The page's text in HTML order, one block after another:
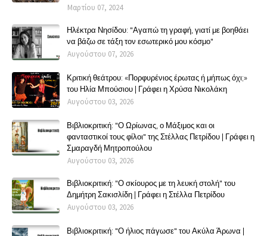
Μαρτίου 07, 2024
Ηλέκτρα Νησίδου: "Αγαπώ τη γραφή, γιατί με βοηθάει
να βάζω σε τάξη τον εσωτερικό μου κόσμο"
Αυγούστου 07, 2026
Κριτική θεάτρου: «Πορφυρένιος έρωτας ή μήπως όχι;»
του Ηλία Μπούσιου | Γράφει η Χρύσα Νικολάκη
Αυγούστου 03, 2026
Βιβλιοκριτική: "Ο Ωρίωνας, ο Μάξιμος και οι
φανταστικοί τους φίλοι" της Στέλλας Πετρίδου | Γράφει η
Σμαραγδή Μητροπούλου
Αυγούστου 03, 2026
Βιβλιοκριτική: "Ο σκίουρος με τη λευκή στολή" του
Δημήτρη Σακισλίδη | Γράφει η Στέλλα Πετρίδου
Αυγούστου 03, 2026
Βιβλιοκριτική: "Ο ήλιος πάγωσε" του Ακύλα Άρωνα |